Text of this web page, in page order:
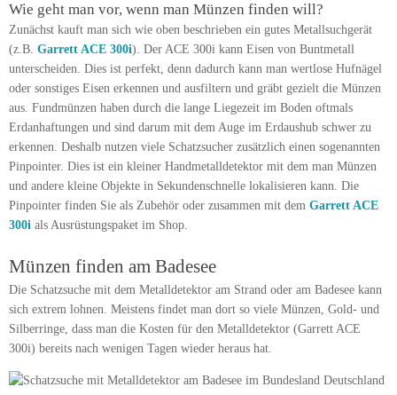
Wie geht man vor, wenn man Münzen finden will?
Zunächst kauft man sich wie oben beschrieben ein gutes Metallsuchgerät
(z.B. Garrett ACE 300i). Der ACE 300i kann Eisen von Buntmetall
unterscheiden. Dies ist perfekt, denn dadurch kann man wertlose Hufnägel
oder sonstiges Eisen erkennen und ausfiltern und gräbt gezielt die Münzen
aus. Fundmünzen haben durch die lange Liegezeit im Boden oftmals
Erdanhaftungen und sind darum mit dem Auge im Erdaushub schwer zu
erkennen. Deshalb nutzen viele Schatzsucher zusätzlich einen sogenannten
Pinpointer. Dies ist ein kleiner Handmetalldetektor mit dem man Münzen
und andere kleine Objekte in Sekundenschnelle lokalisieren kann. Die
Pinpointer finden Sie als Zubehör oder zusammen mit dem Garrett ACE
300i als Ausrüstungspaket im Shop.
Münzen finden am Badesee
Die Schatzsuche mit dem Metalldetektor am Strand oder am Badesee kann
sich extrem lohnen. Meistens findet man dort so viele Münzen, Gold- und
Silberringe, dass man die Kosten für den Metalldetektor (Garrett ACE
300i) bereits nach wenigen Tagen wieder heraus hat.